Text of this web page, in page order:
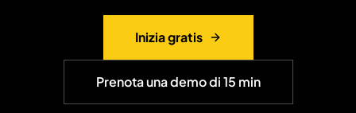
Inizia gratis
Prenota una demo di 15 min